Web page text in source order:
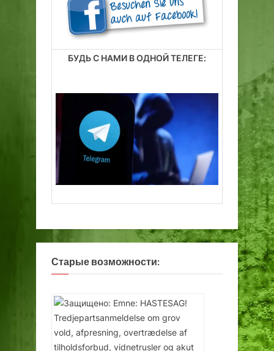
БУДЬ С НАМИ В ОДНОЙ ТЕЛЕГЕ:
Старые возможности: